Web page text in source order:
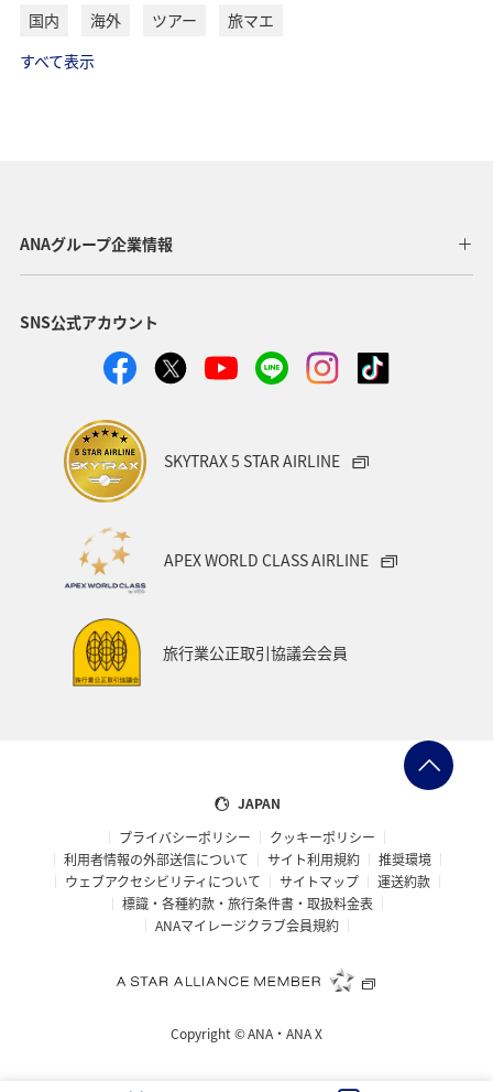
国内 海外 ツアー
旅マエ
すべて表示
ANAグループ企業情報
SNS公式アカウント
SKYTRAX 5 STAR AIRLINE
APEX WORLD CLASS AIRLINE
旅行業公正取引協議会会員
JAPAN
プライバシーポリシー
クッキーポリシー
利用者情報の外部送信について
サイト利用規約
推奨環境
ウェブアクセシビリティについて
サイトマップ
運送約款
標識・各種約款・旅行条件書・取扱料金表
ANAマイレージクラブ会員規約
Copyright ©ANA・ANA X